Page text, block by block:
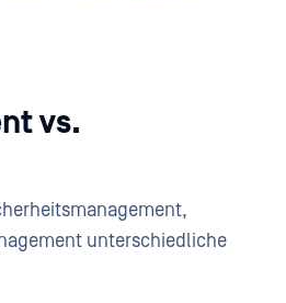
vs.
unterschiedliche